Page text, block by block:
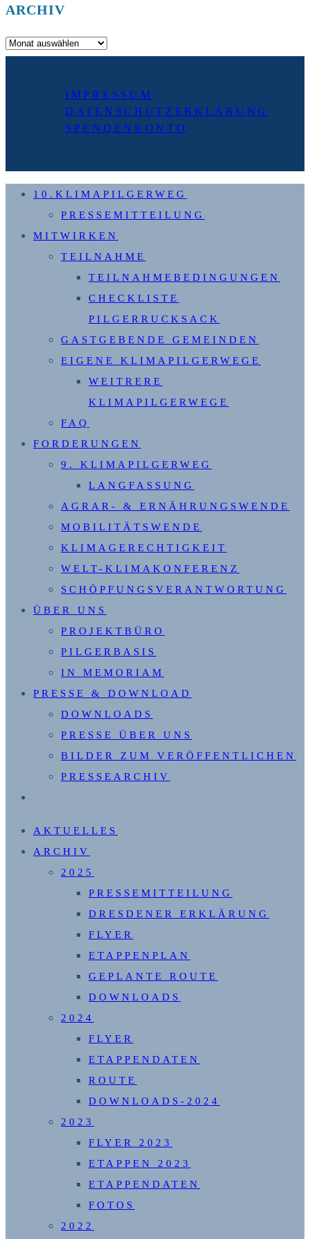
ARCHIV
Archiv
IMPRESSUM
DATENSCHUTZERKLÄRUNG
SPENDENKONTO
10.KLIMAPILGERWEG
PRESSEMITTEILUNG
MITWIRKEN
TEILNAHME
TEILNAHMEBEDINGUNGEN
CHECKLISTE
PILGERRUCKSACK
GASTGEBENDE GEMEINDEN
EIGENE KLIMAPILGERWEGE
WEITRERE
KLIMAPILGERWEGE
FAQ
FORDERUNGEN
9. KLIMAPILGERWEG
LANGFASSUNG
AGRAR- & ERNÄHRUNGSWENDE
MOBILITÄTSWENDE
KLIMAGERECHTIGKEIT
WELT-KLIMAKONFERENZ
SCHÖPFUNGSVERANTWORTUNG
ÜBER UNS
PROJEKTBÜRO
PILGERBASIS
IN MEMORIAM
PRESSE & DOWNLOAD
DOWNLOADS
PRESSE ÜBER UNS
BILDER ZUM VERÖFFENTLICHEN
PRESSEARCHIV
UMSCHALTEN
AKTUELLES
ARCHIV
2025
PRESSEMITTEILUNG
DRESDENER ERKLÄRUNG
FLYER
ETAPPENPLAN
GEPLANTE ROUTE
DOWNLOADS
2024
FLYER
ETAPPENDATEN
ROUTE
DOWNLOADS-2024
2023
FLYER 2023
ETAPPEN 2023
ETAPPENDATEN
FOTOS
2022